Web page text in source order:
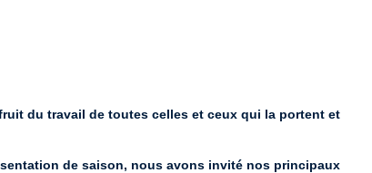
du travail de toutes celles et ceux qui la portent et
de saison, nous avons invité nos principaux